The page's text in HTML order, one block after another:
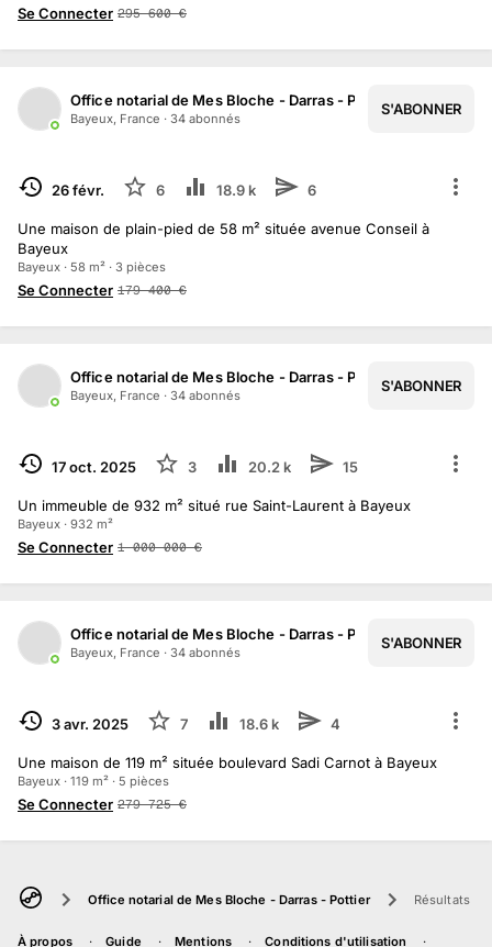
Se Connecter 295 600 €
Office notarial de Mes Bloche - Darras - Pottier
Bayeux, France · 34 abonnés
S'ABONNER
TERMINÉ
1/7
26 févr. 6 18.9 k 6
Une maison de plain-pied de 58 m² située avenue Conseil à
Bayeux
Bayeux · 58 m² · 3 pièces
Se Connecter 179 400 €
Office notarial de Mes Bloche - Darras - Pottier
Bayeux, France · 34 abonnés
S'ABONNER
TERMINÉ
1/14
17 oct. 2025 3 20.2 k 15
Un immeuble de 932 m² situé rue Saint-Laurent à Bayeux
Bayeux · 932 m²
Se Connecter 1 000 000 €
Office notarial de Mes Bloche - Darras - Pottier
Bayeux, France · 34 abonnés
S'ABONNER
TERMINÉ
1/8
3 avr. 2025 7 18.6 k 4
Une maison de 119 m² située boulevard Sadi Carnot à Bayeux
Bayeux · 119 m² · 5 pièces
Se Connecter 279 725 €
Office notarial de Mes Bloche - Darras - Pottier Résultats
À propos Guide Mentions Conditions d'utilisation